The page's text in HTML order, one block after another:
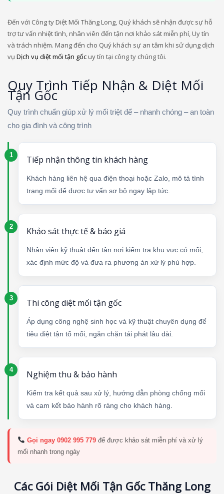
Đến với Công ty Diệt Mối Thăng Long, Quý khách sẽ nhận được sự hỗ
trợ tư vấn nhiệt tình, nhân viên đến tận nơi khảo sát miễn phí, Uy tín
và trách nhiệm. Mang đến cho Quý khách sự an tâm khi sử dụng dịch
vụ Dịch vụ diệt mối tận gốcuy tín tại công ty chúng tôi.
Quy Trình Tiếp Nhận & Diệt Mối
Tận Gốc
Quy trình chuẩn giúp xử lý mối triệt để – nhanh chóng – an toàn
cho gia đình và công trình
Tiếp nhận thông tin khách hàng
Khách hàng liên hệ qua điện thoại hoặc Zalo, mô tả tình
trạng mối để được tư vấn sơ bộ ngay lập tức.
Khảo sát thực tế & báo giá
Nhân viên kỹ thuật đến tận nơi kiểm tra khu vực có mối,
xác định mức độ và đưa ra phương án xử lý phù hợp.
Thi công diệt mối tận gốc
Áp dụng công nghệ sinh học và kỹ thuật chuyên dụng để
tiêu diệt tận tổ mối, ngăn chặn tái phát lâu dài.
Nghiệm thu & bảo hành
Kiểm tra kết quả sau xử lý, hướng dẫn phòng chống mối
và cam kết bảo hành rõ ràng cho khách hàng.
Gọi ngay 0902 995 779để được khảo sát miễn phí và xử lý
mối nhanh trong ngày
Các Gói Diệt Mối Tận Gốc Thăng Long